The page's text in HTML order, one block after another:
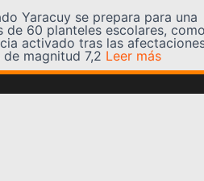
Yaracuy se prepara para una
de 60 planteles escolares,
activado tras las
magnitud 7,2 Leer más